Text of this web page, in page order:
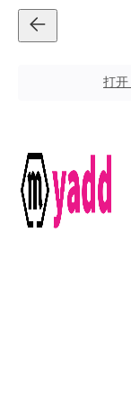
打开